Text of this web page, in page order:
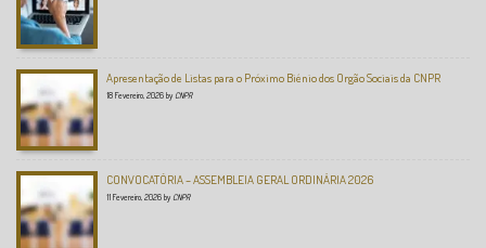
Apresentação de Listas para o Próximo Biénio dos Orgão Sociais da CNPR
18 Fevereiro, 2026 by CNPR
CONVOCATÓRIA – ASSEMBLEIA GERAL ORDINÁRIA 2026
11 Fevereiro, 2026 by CNPR